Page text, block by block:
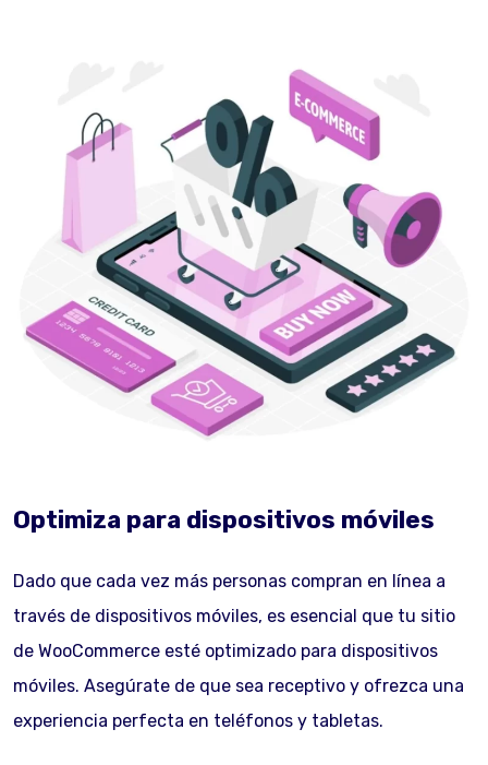
Optimiza para dispositivos móviles
Dado que cada vez más personas compran en línea a
través de dispositivos móviles, es esencial que tu sitio
de WooCommerce esté optimizado para dispositivos
móviles. Asegúrate de que sea receptivo y ofrezca una
experiencia perfecta en teléfonos y tabletas.